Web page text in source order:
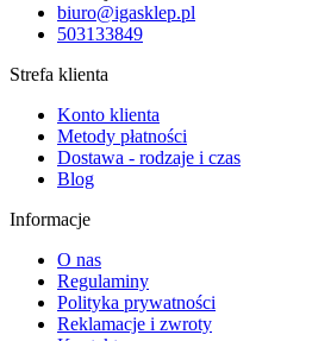
biuro@igasklep.pl
503133849
Strefa klienta
Konto klienta
Metody płatności
Dostawa - rodzaje i czas
Blog
Informacje
O nas
Regulaminy
Polityka prywatności
Reklamacje i zwroty